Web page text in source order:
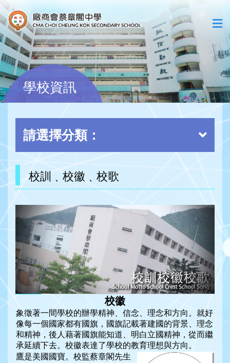
學校資訊
請選擇分類：
校訓﹑校徽﹑校歌
校徽
象徵著一間學校的辦學精神、信念、理念和方向。就好
像每一個國家都有國旗，國旗記載著建國的背景、理念
和精神，後人藉著國旗能知道、明白立國精神，從而繼
承延續下去。校徽表達了學校的教育理想與方向。
鷹是美國國寶。校監蔡章閣先生